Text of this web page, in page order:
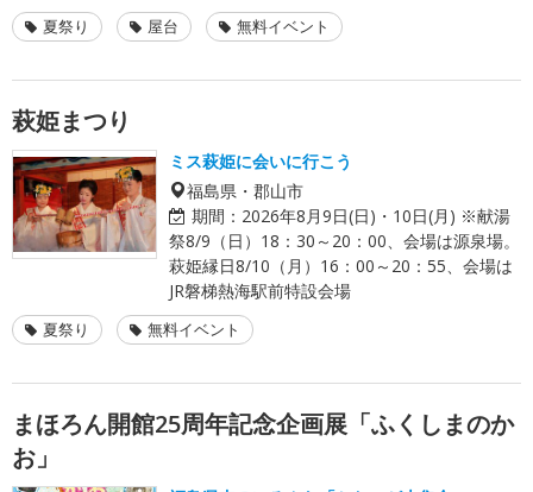
夏祭り 屋台 無料イベント
萩姫まつり
ミス萩姫に会いに行こう
福島県・郡山市
期間： 2026年8月9日(日)・10日(月) ※献湯
祭8/9（日）18：30～20：00、会場は源泉場。
萩姫縁日8/10（月）16：00～20：55、会場は
JR磐梯熱海駅前特設会場
夏祭り 無料イベント
まほろん開館25周年記念企画展「ふくしまのか
お」